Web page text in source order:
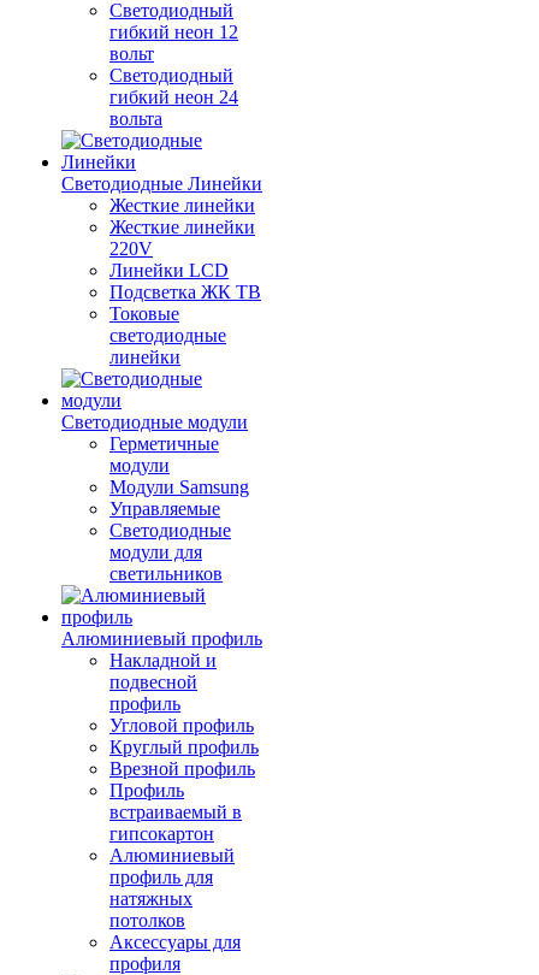
Светодиодный
гибкий неон 12
вольт
Светодиодный
гибкий неон 24
вольта
Светодиодные Линейки
Жесткие линейки
Жесткие линейки
220V
Линейки LCD
Подсветка ЖК ТВ
Токовые
светодиодные
линейки
Светодиодные модули
Герметичные
модули
Модули Samsung
Управляемые
Светодиодные
модули для
светильников
Алюминиевый профиль
Накладной и
подвесной
профиль
Угловой профиль
Круглый профиль
Врезной профиль
Профиль
встраиваемый в
гипсокартон
Алюминиевый
профиль для
натяжных
потолков
Аксессуары для
профиля